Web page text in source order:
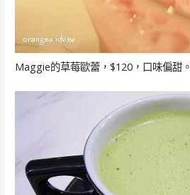
Maggie的草莓歐蕾，$120，口味偏甜。